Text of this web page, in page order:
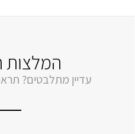
המלצות
עדיין מתלבטים?